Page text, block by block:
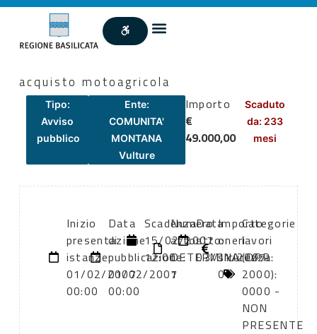
acquisto motoagricola
Tipo:
Avviso
pubblico
Ente:
COMUNITA'
MONTANA
Vulture
Importo
€
49.000,00
Scaduto
da: 233
mesi
Inizio
presentazione
istanze:
01/02/2007
00:00
Data
di
pubblicazione:
01/02/2007
00:00
Scadenza:
15/02/2007
12:00
Numero
atto:
DETERMINA
1
Data
atto:
03/01/2007
Importo
oneri
sicurezza:
0
Categorie
lavori
(DPR
2000):
0000 -
NON
PRESENTE